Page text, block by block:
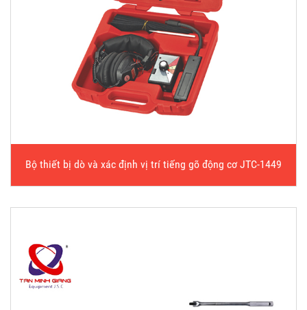
Bộ thiết bị dò và xác định vị trí tiếng gõ động cơ JTC-1449